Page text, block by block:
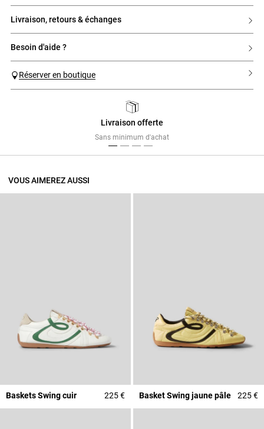
livraison, retours & échanges
besoin d'aide ?
Réserver en boutique
Livraison offerte
Sans minimum d'achat
VOUS AIMEREZ AUSSI
Baskets Swing cuir 225 € Basket Swing jaune pâle 225 €